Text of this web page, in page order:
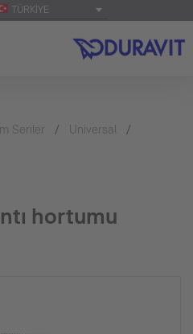
TÜRKIYE
Seriler
Universal
hortumu